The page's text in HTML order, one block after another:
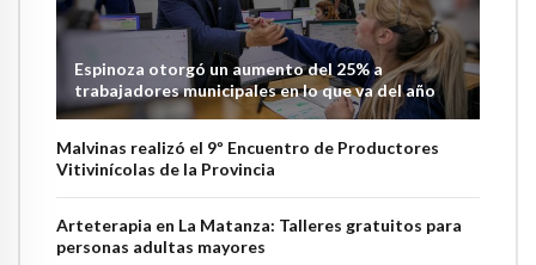
Espinoza otorgó un aumento del 25% a
trabajadores municipales en lo que va del año
Malvinas realizó el 9º Encuentro de Productores
Vitivinícolas de la Provincia
Arteterapia en La Matanza: Talleres gratuitos para
personas adultas mayores